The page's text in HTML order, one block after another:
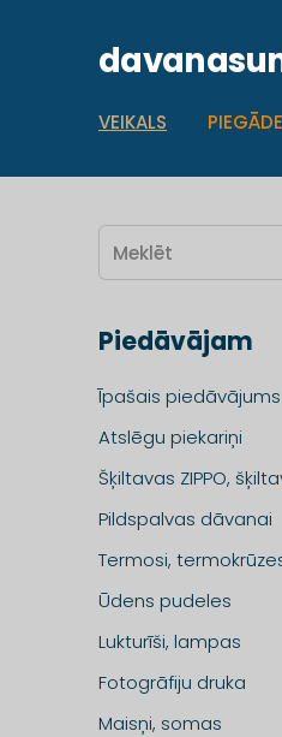
VEIKALS PIEGĀDE
Piedāvājam
Īpašais piedāvājums
Atslēgu piekariņi
Šķiltavas ZIPPO,
Pildspalvas dāvanai
Termosi,
Ūdens pudeles
Lukturīši, lampas
Fotogrāfiju druka
Maisņi, somas